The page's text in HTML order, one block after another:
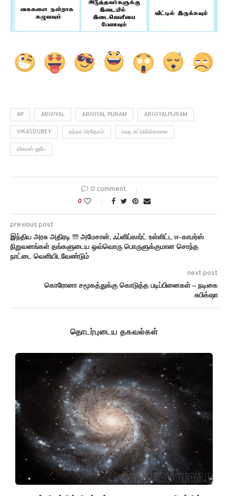
AP ARIVIYAL ARIVIYAL PURAM ARIVIYALPURAM
VIKASDUBEY உத்தர பிரதேசம் ரவுடி சுட்டுக்கொலை
விகாஸ் துபே
0 comment
0
previous post
இந்திய அரசு அதிரடி !!!! அமேசான், ஃப்ளிப்கார்ட் உள்ளிட்ட ஈ-காமர்ஸ்
நிறுவனங்கள் தங்களுடைய ஒவ்வொரு பொருளுக்குமான சொந்த
நாட்டை வெளியிடவேண்டும்
next post
கொரோனா சமூகத்துக்கு கொடுத்த படிப்பினைகள் – நடிகை
சுபிக்‌ஷா
தொடர்புடைய தகவல்கள்